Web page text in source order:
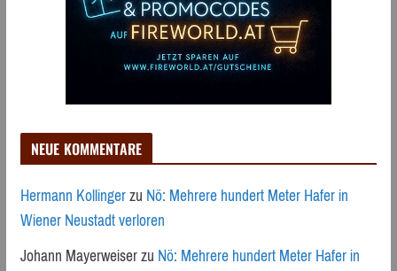
NEUE KOMMENTARE
Hermann KollingerzuNö: Mehrere hundert Meter Hafer in
Wiener Neustadt verloren
Johann MayerweiserzuNö: Mehrere hundert Meter Hafer in